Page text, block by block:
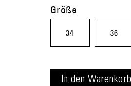
Größe
34 36
In den Warenkorb